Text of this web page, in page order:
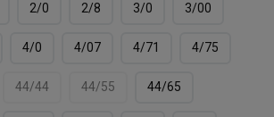
2/0 2/8 3/0 3/00
4/0 4/07 4/71 4/75
44/44 44/55 44/65